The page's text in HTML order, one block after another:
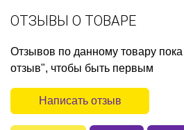
ОТЗЫВЫ О ТОВАРЕ
Отзывов по данному товару
отзыв", чтобы быть первым
Написать отзыв